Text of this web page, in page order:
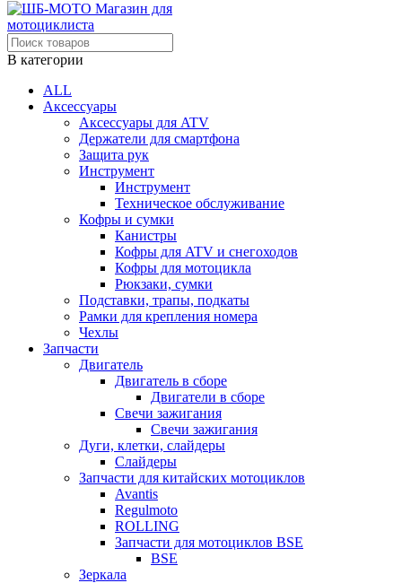
В категории
ALL
Аксессуары
Аксессуары для ATV
Держатели для смартфона
Защита рук
Инструмент
Инструмент
Техническое обслуживание
Кофры и сумки
Канистры
Кофры для ATV и снегоходов
Кофры для мотоцикла
Рюкзаки, сумки
Подставки, трапы, подкаты
Рамки для крепления номера
Чехлы
Запчасти
Двигатель
Двигатель в сборе
Двигатели в сборе
Свечи зажигания
Свечи зажигания
Дуги, клетки, слайдеры
Слайдеры
Запчасти для китайских мотоциклов
Avantis
Regulmoto
ROLLING
Запчасти для мотоциклов BSE
BSE
Зеркала